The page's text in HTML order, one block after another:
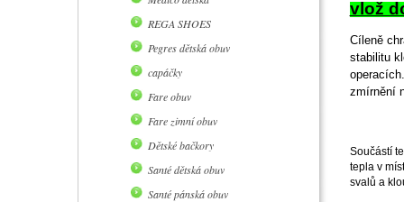
vlož
Cíleně
stabilitu
zmírnění
Součástí
tepla v
svalů a
REGA SHOES
Pegres dětská obuv
capáčky
Fare obuv
Fare zimní obuv
Dětské bačkory
Santé dětská obuv
Santé pánská obuv